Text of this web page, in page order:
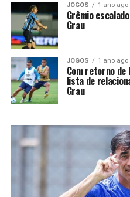
JOGOS 1 ano ago
Grêmio
Grau
JOGOS 1 ano ago
Com retorno
lista de
Grau